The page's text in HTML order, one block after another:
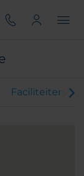
Faciliteiten